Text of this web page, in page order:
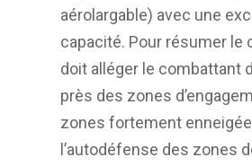
aérolargable) avec une
capacité. Pour résumer le
doit alléger le combattant
près des zones
zones fortement
l’autodéfense des zones